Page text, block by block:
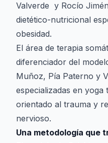
Valverde y Rocío
dietético-nutricional
obesidad.
El área de terapia
diferenciador del
Muñoz, Pía Paterno y
especializadas en
orientado al trauma y
nervioso.
Una metodología que